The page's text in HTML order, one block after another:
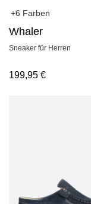
+6 Farben
Whaler
Sneaker für Herren
199,95 €